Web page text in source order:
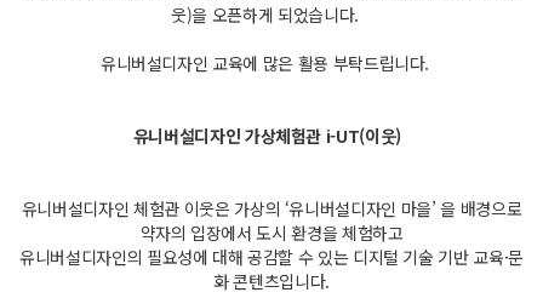
웃)을 오픈하게 되었습니다.
유니버설디자인 교육에 많은 활용 부탁드립니다.
유니버설디자인 가상체험관 i-UT(이웃)
유니버설디자인 체험관 이웃은 가상의 ‘유니버설디자인 마을’ 을 배경으로
약자의 입장에서 도시 환경을 체험하고
유니버설디자인의 필요성에 대해 공감할 수 있는 디지털 기술 기반 교육·문
화 콘텐츠입니다.